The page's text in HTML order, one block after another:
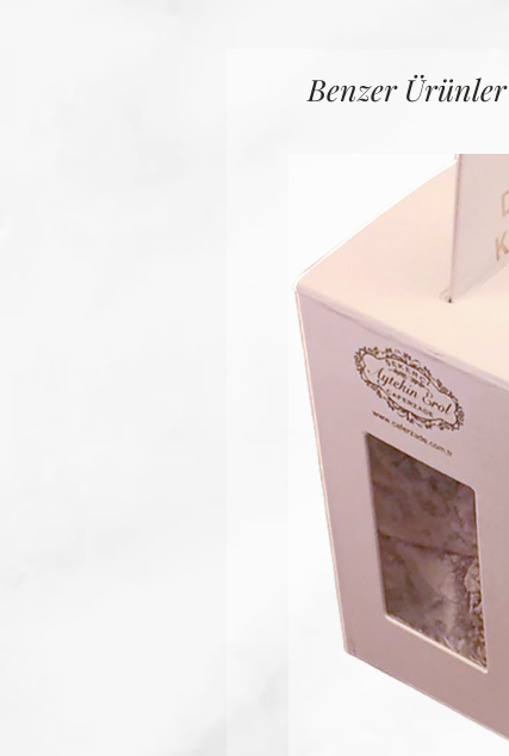
Benzer Ürünler